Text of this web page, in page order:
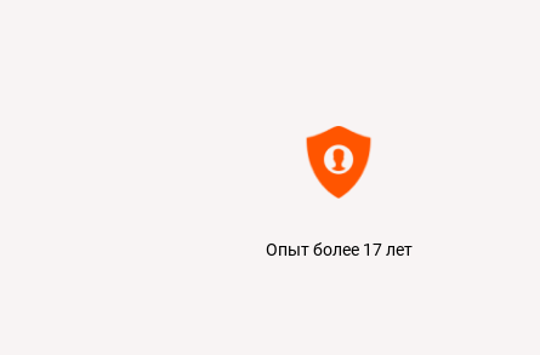
Опыт более 17 лет